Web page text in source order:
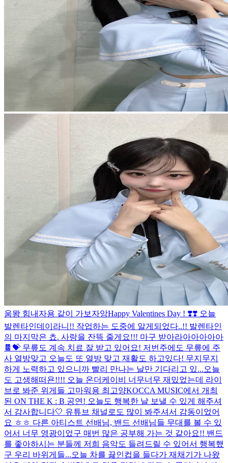
움뫙 힘내자용 같이 가보자앙Happy Valentines Day ! ❣️❣️ 오늘
발렌타인데이라니!! 작업하는 도중에 알게되었다..!! 발렌타인
의 마지막은 쵸. 사랑을 잔뜩 줄게요!!! 마구 받아라아아아아아
🍫💝 무릎도 계속 치료 잘 받고 있어요! 저번주에도 무릎에 주
사 열방맞고 오늘도 또 열방 맞고 재활도 하고있다! 무지무지
하게 노력하고 있으니까 빨리 만나는 날만 기다리고 있...오늘
도 고생해떠욘!!!! 오늘 온더케이비 너무너무 재밌었는데 라이
브로 봐준 위게들 고마워용 최고양KOCCA MUSIC에서 개최
된 ON THE K : B 공연! 오늘도 행복한 날 보낼 수 있게 해주셔
서 감사합니다🤍 유튜브 채널로도 많이 봐주셔서 감동이었어
요 ㅎㅎ 다른 아티스트 선배님, 밴드 선배님들 무대를 볼 수 있
어서 너무 영광이었구 매번 많은 공부해 가는 것 같아요!! 밴드
를 좋아하시는 분들께 저희 음악도 들려드릴 수 있어서 행복했
구 우리 바위게들...오늘 차를 끓인컵을 들다가 재채기가 나왔